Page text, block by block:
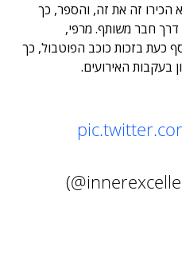
הכירו זה את זה, והספר, כך
חבר משותף. מרפי,
בזכות כוכב הפוטבול, כך
בעקבות האירועים.